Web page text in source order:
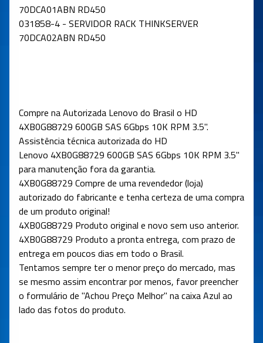
70DCA01ABN RD450
031858-4 - SERVIDOR RACK THINKSERVER
70DCA02ABN RD450
Compre na Autorizada Lenovo do Brasil o HD
4XB0G88729 600GB SAS 6Gbps 10K RPM 3.5".
Assistência técnica autorizada do HD
Lenovo 4XB0G88729 600GB SAS 6Gbps 10K RPM 3.5"
para manutenção fora da garantia.
4XB0G88729 Compre de uma revendedor (loja)
autorizado do fabricante e tenha certeza de uma compra
de um produto original!
4XB0G88729 Produto original e novo sem uso anterior.
4XB0G88729 Produto a pronta entrega, com prazo de
entrega em poucos dias em todo o Brasil.
Tentamos sempre ter o menor preço do mercado, mas
se mesmo assim encontrar por menos, favor preencher
o formulário de "Achou Preço Melhor" na caixa Azul ao
lado das fotos do produto.